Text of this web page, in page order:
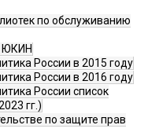
по обслуживанию
ЮКИН
России в 2015 году
России в 2016 году
России список
гг.)
по защите прав